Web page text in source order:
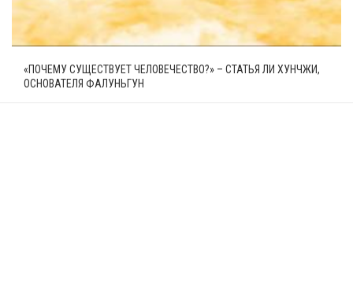
«ПОЧЕМУ СУЩЕСТВУЕТ ЧЕЛОВЕЧЕСТВО?» – СТАТЬЯ ЛИ ХУНЧЖИ,
ОСНОВАТЕЛЯ ФАЛУНЬГУН